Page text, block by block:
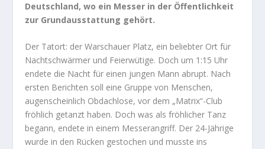
Deutschland, wo ein Messer in der Öffentlichkeit
zur Grundausstattung gehört.
Der Tatort: der Warschauer Platz, ein beliebter Ort für
Nachtschwärmer und Feierwütige. Doch um 1:15 Uhr
endete die Nacht für einen jungen Mann abrupt. Nach
ersten Berichten soll eine Gruppe von Menschen,
augenscheinlich Obdachlose, vor dem „Matrix“-Club
fröhlich getanzt haben. Doch was als fröhlicher Tanz
begann, endete in einem Messerangriff. Der 24-Jährige
wurde in den Rücken gestochen und musste ins